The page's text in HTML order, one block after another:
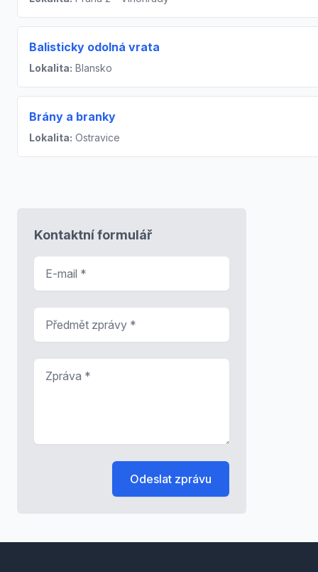
Balisticky odolná vrata
Lokalita: Blansko
Brány a branky
Lokalita: Ostravice
Kontaktní formulář
Odeslat zprávu